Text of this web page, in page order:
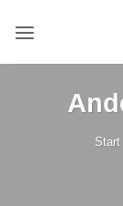
Inhalt
Start